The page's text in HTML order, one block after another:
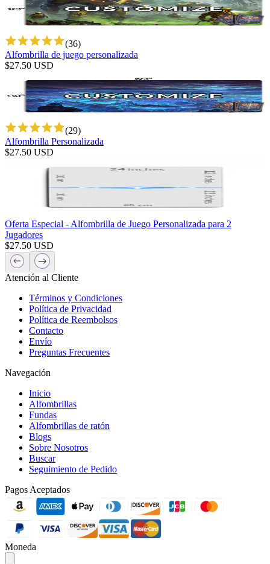
(36)
Alfombrilla de juego personalizada
$27.50 USD
(29)
Alfombrilla Personalizada
$27.50 USD
Oferta Especial - Alfombrilla de Juego Personalizada para 2
Jugadores
$27.50 USD
Atención al Cliente
Términos y Condiciones
Política de Privacidad
Política de Reembolsos
Contacto
Envío
Preguntas Frecuentes
Navegación
Inicio
Alfombrillas
Fundas
Alfombrillas de ratón
Blogs
Sobre Nosotros
Buscar
Seguimiento de Pedido
Pagos Aceptados
Moneda